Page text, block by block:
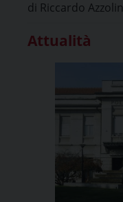
di Riccardo Azzolini
Attualità